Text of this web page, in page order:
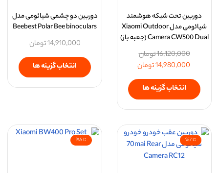
دوربین تحت شبکه هوشمند
شیائومی مدل Xiaomi Outdoor
Camera CW500 Dual (جعبه باز)
16,120,000تومان
14,980,000تومان
انتخاب گزینه ها
دوربین دو چشمی شیائومی مدل
Beebest Polar Bee binoculars
14,910,000تومان
انتخاب گزینه ها
تا 7% تا 5%